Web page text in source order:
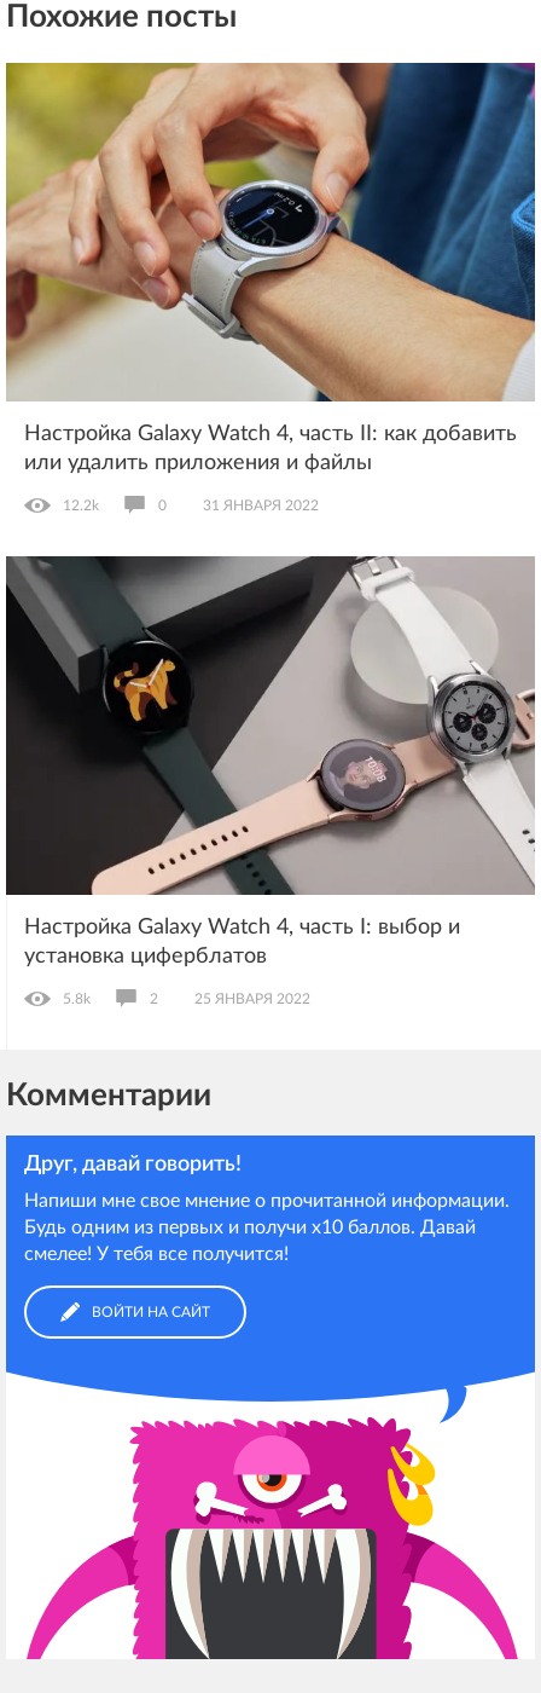
Похожие посты
Настройка Galaxy Watch 4, часть II: как добавить
или удалить приложения и файлы
12.2k 0 31 ЯНВАРЯ 2022
Настройка Galaxy Watch 4, часть I: выбор и
установка циферблатов
5.8k 2 25 ЯНВАРЯ 2022
Комментарии
Друг, давай говорить!
Напиши мне свое мнение о прочитанной информации.
Будь одним из первых и получи х10 баллов. Давай
смелее! У тебя все получится!
ВОЙТИ НА САЙТ